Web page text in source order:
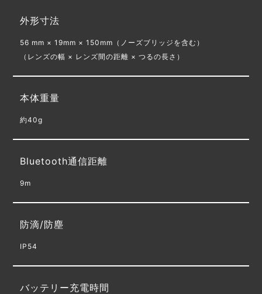
外形寸法
56 mm × 19mm × 150mm（ノーズブリッジを含む）
（レンズの幅 × レンズ間の距離 × つるの長さ）
本体重量
約40g
Bluetooth通信距離
9m
防滴/防塵
IP54
バッテリー充電時間